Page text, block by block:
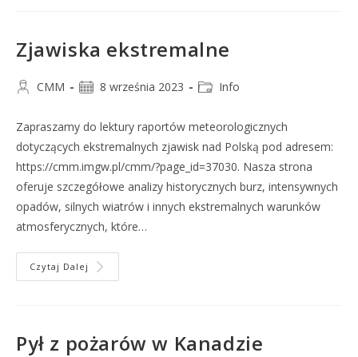
Zjawiska ekstremalne
CMM 8 września 2023 Info
Zapraszamy do lektury raportów meteorologicznych
dotyczących ekstremalnych zjawisk nad Polską pod adresem:
https://cmm.imgw.pl/cmm/?page_id=37030. Nasza strona
oferuje szczegółowe analizy historycznych burz, intensywnych
opadów, silnych wiatrów i innych ekstremalnych warunków
atmosferycznych, które…
Czytaj Dalej
Pył z pożarów w Kanadzie